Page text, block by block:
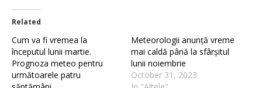
Related
Cum va fi vremea la
începutul lunii martie.
Prognoza meteo pentru
următoarele patru
Meteorologii anunță vreme
mai caldă până la sfârșitul
lunii noiembrie
October 31, 2023